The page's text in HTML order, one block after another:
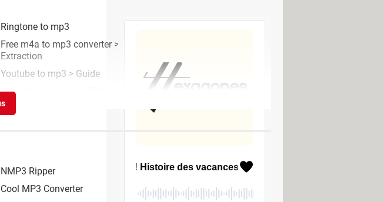
Ringtone to mp3
Free m4a to mp3 converter> Télécharger - Conversion &
Extraction
Youtube to mp3 > Guide
Convertisseur mp3
NMP3 Ripper
Cool MP3 Converter